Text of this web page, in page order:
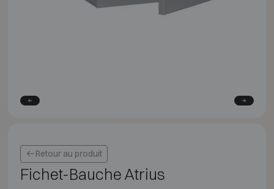
Retour au produit
Fichet-Bauche Atrius